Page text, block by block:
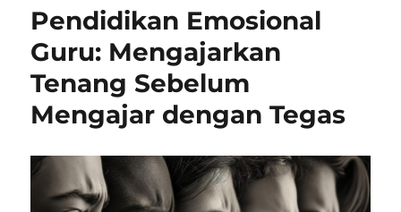
Pendidikan Emosional
Guru: Mengajarkan
Tenang Sebelum
Mengajar dengan Tegas